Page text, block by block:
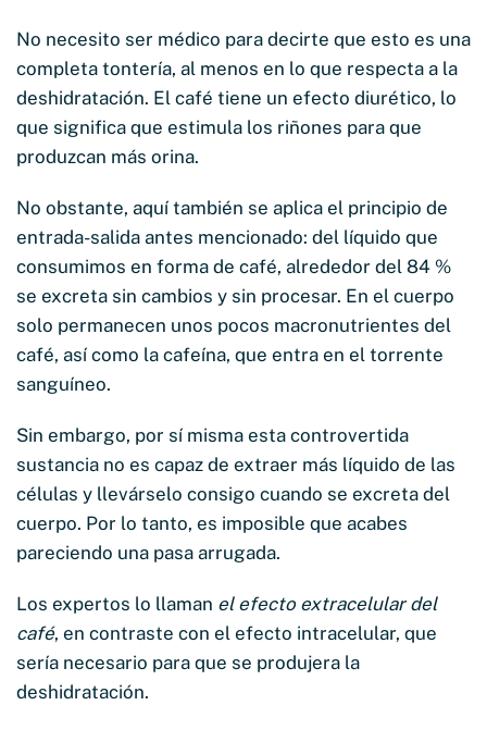
No necesito ser médico para decirte que esto es una
completa tontería, al menos en lo que respecta a la
deshidratación. El café tiene un efecto diurético, lo
que significa que estimula los riñones para que
produzcan más orina.
No obstante, aquí también se aplica el principio de
entrada-salida antes mencionado: del líquido que
consumimos en forma de café, alrededor del 84 %
se excreta sin cambios y sin procesar. En el cuerpo
solo permanecen unos pocos macronutrientes del
café, así como la cafeína, que entra en el torrente
sanguíneo.
Sin embargo, por sí misma esta controvertida
sustancia no es capaz de extraer más líquido de las
células y llevárselo consigo cuando se excreta del
cuerpo. Por lo tanto, es imposible que acabes
pareciendo una pasa arrugada.
Los expertos lo llaman el efecto extracelular del
café, en contraste con el efecto intracelular, que
sería necesario para que se produjera la
deshidratación.